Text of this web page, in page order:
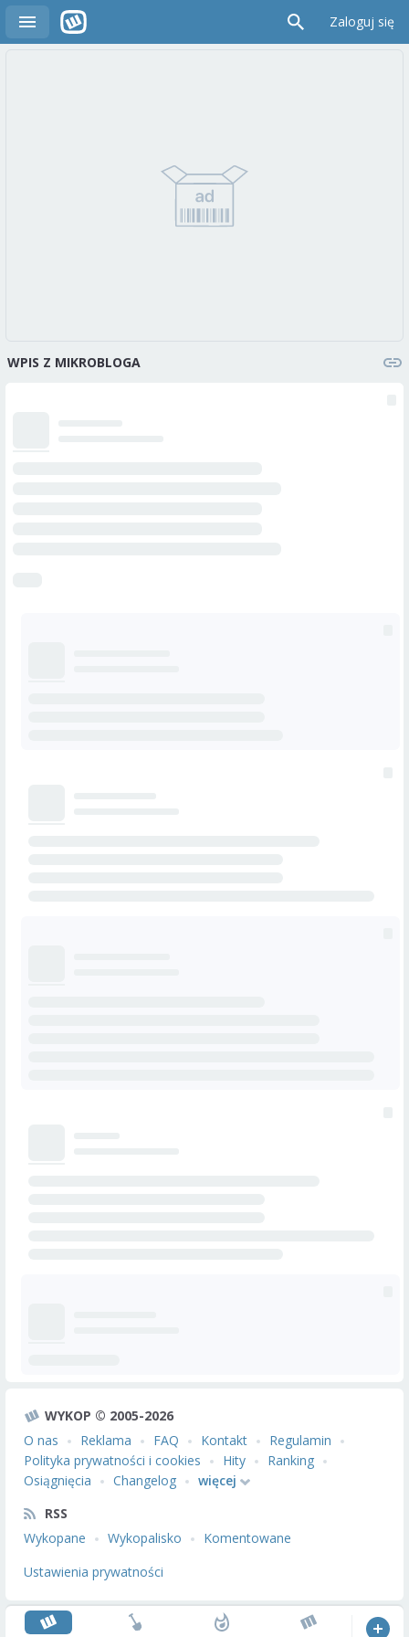
Zaloguj się
WPIS Z MIKROBLOGA
WYKOP © 2005-2026
O nas
Reklama FAQ Kontakt
Regulamin
Polityka prywatności i cookies
Hity
Ranking
Osiągnięcia
Changelog
więcej
RSS
Wykopane
Wykopalisko
Komentowane
Ustawienia prywatności